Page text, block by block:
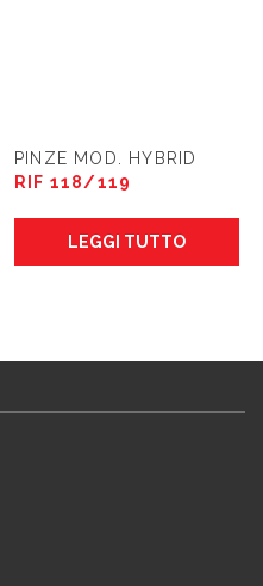
PINZE MOD. HYBRID
RIF 118/119
LEGGI TUTTO